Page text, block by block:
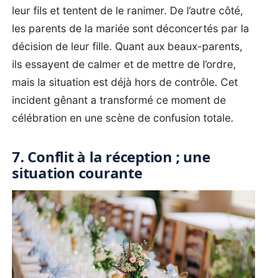
leur fils et tentent de le ranimer. De l’autre côté,
les parents de la mariée sont déconcertés par la
décision de leur fille. Quant aux beaux-parents,
ils essayent de calmer et de mettre de l’ordre,
mais la situation est déjà hors de contrôle. Cet
incident gênant a transformé ce moment de
célébration en une scène de confusion totale.
7. Conflit à la réception ; une
situation courante